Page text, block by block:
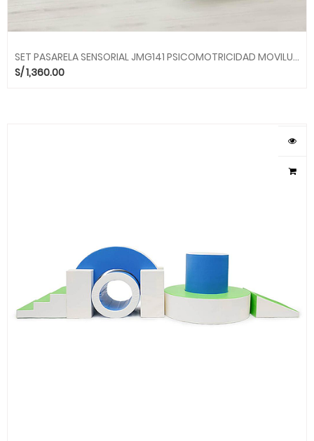
SET PASARELA SENSORIAL JMG141 PSICOMOTRICIDAD MOVILUDICOS SMC
S/1,360.00